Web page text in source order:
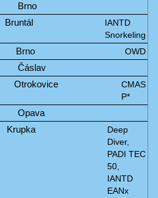
Brno
Bruntál
IANTD
Snorkeling
Brno OWD
Čáslav
Otrokovice
CMAS
P*
Opava
Krupka
Deep
Diver,
PADI TEC
50,
IANTD
EANx